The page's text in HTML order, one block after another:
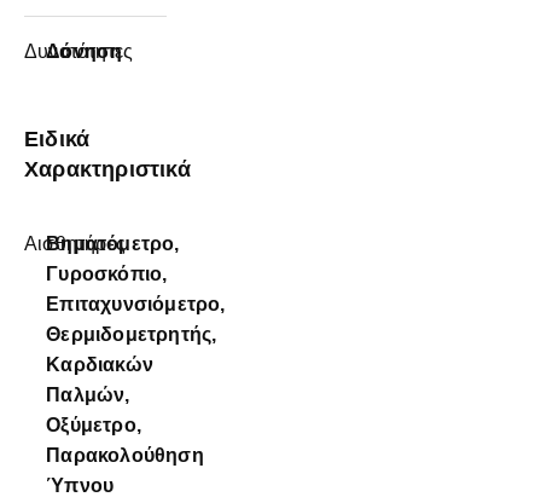
Δυνατότητες
Δόνηση
Ειδικά
Χαρακτηριστικά
Αισθητήρες
Βηματόμετρο,
Γυροσκόπιο,
Επιταχυνσιόμετρο,
Θερμιδομετρητής,
Καρδιακών
Παλμών,
Οξύμετρο,
Παρακολούθηση
Ύπνου